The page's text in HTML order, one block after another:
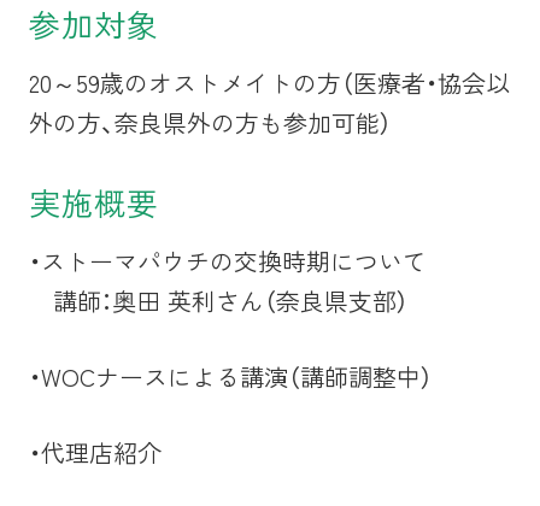
参加対象
20～59歳のオストメイトの方（医療者・協会以
外の方、奈良県外の方も参加可能）
実施概要
・ストーマパウチの交換時期について
講師：奥田 英利さん（奈良県支部）
・WOCナースによる講演（講師調整中）
・代理店紹介